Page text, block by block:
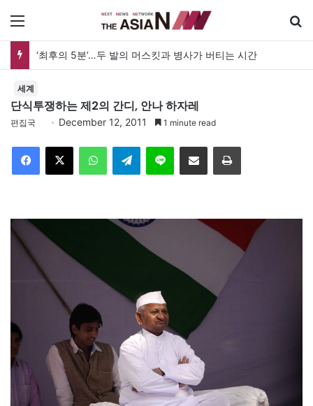
‘최후의 5분’…두 발의 머스킷과 병사가 버티는 시간
세계
단식투쟁하는 제2의 간디, 안나 하자레
편집국 December 12, 2011 1 minute read
Telegram 이메일